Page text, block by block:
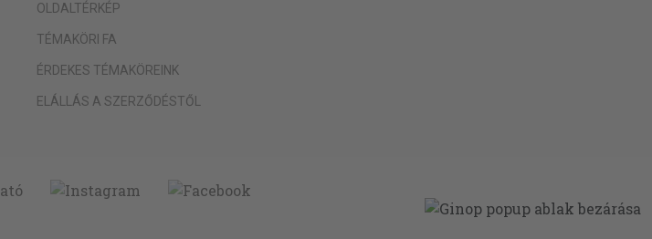
OLDALTÉRKÉP
TÉMAKÖRI FA
ÉRDEKES TÉMAKÖREINK
ELÁLLÁS A SZERZŐDÉSTŐL